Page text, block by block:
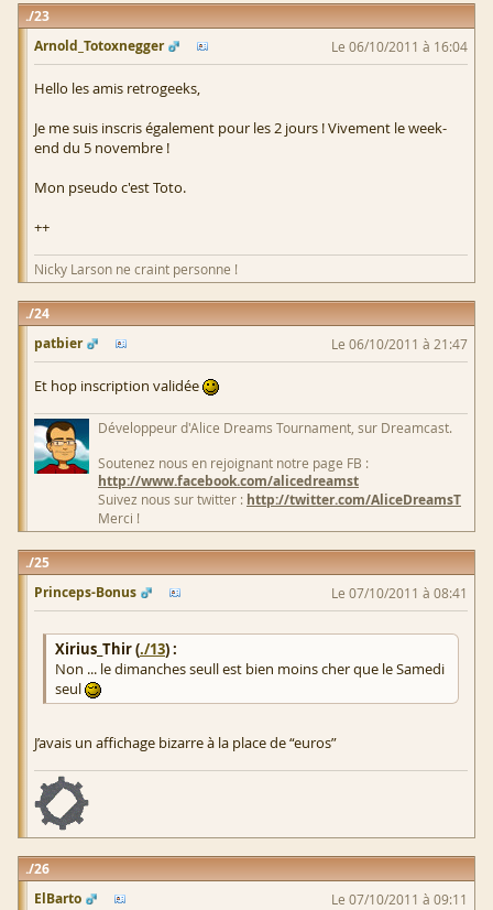
23
Arnold_Totoxnegger
Le 06/10/2011 à 16:04
Hello les amis retrogeeks,
Je me suis inscris également pour les 2 jours ! Vivement le week-
end du 5 novembre !
Mon pseudo c'est Toto.
++
Nicky Larson ne craint personne !
24
patbier
Le 06/10/2011 à 21:47
Et hop inscription validée
Développeur d'Alice Dreams Tournament, sur Dreamcast.
Soutenez nous en rejoignant notre page FB :
http://www.facebook.com/alicedreamst
Suivez nous sur twitter : http://twitter.com/AliceDreamsT
Merci !
25
Princeps-Bonus
Le 07/10/2011 à 08:41
Xirius_Thir (./13) :
Non ... le dimanches seull est bien moins cher que le Samedi
seul
J’avais un affichage bizarre à la place de “euros”
26
ElBarto
Le 07/10/2011 à 09:11